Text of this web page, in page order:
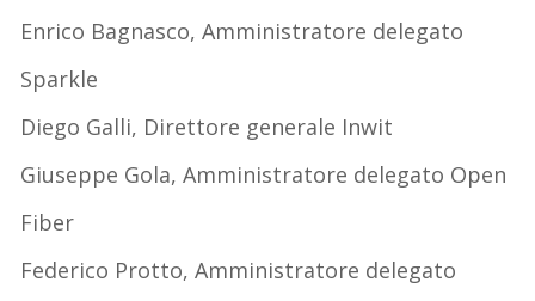
Enrico Bagnasco, Amministratore delegato
Sparkle
Diego Galli, Direttore generale Inwit
Giuseppe Gola, Amministratore delegato Open
Fiber
Federico Protto, Amministratore delegato